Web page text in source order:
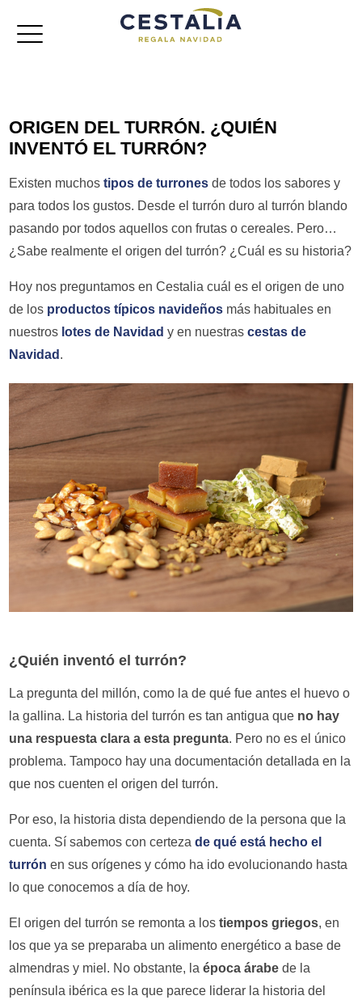
Lotes de navidad
Cajas jamoneras
Referencias
ORIGEN DEL TURRÓN. ¿QUIÉN
INVENTÓ EL TURRÓN?
Existen muchostipos de turrones de todos los sabores y
para todos los gustos. Desde el turrón duro al turrón blando
pasando por todos aquellos con frutas o cereales. Pero…
¿Sabe realmente el origen del turrón? ¿Cuál es su historia?
Hoy nos preguntamos en Cestalia cuál es el origen de uno
de los productos típicos navideños más habituales en
nuestros lotes de Navidad y en nuestrascestas de
Navidad .
¿Quién inventó el turrón?
La pregunta del millón, como la de qué fue antes el huevo o
la gallina. La historia del turrón es tan antigua que no hay
una respuesta clara a esta pregunta. Pero no es el único
problema. Tampoco hay una documentación detallada en la
que nos cuenten el origen del turrón.
Por eso, la historia dista dependiendo de la persona que la
cuenta. Sí sabemos con certezade qué está hecho el
turrón en sus orígenes y cómo ha ido evolucionando hasta
lo que conocemos a día de hoy.
El origen del turrón se remonta a lostiempos griegos, en
los que ya se preparaba un alimento energético a base de
almendras y miel. No obstante, laépoca árabe de la
península ibérica es la que parece liderar la historia del